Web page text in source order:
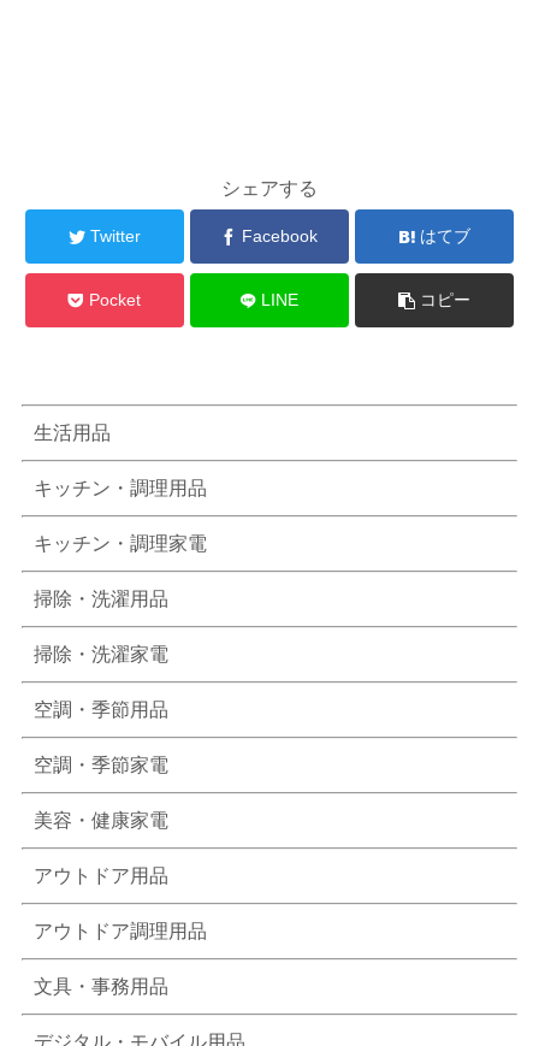
シェアする
Twitter Facebook はてブ
Pocket LINE コピー
生活用品
キッチン・調理用品
キッチン・調理家電
掃除・洗濯用品
掃除・洗濯家電
空調・季節用品
空調・季節家電
美容・健康家電
アウトドア用品
アウトドア調理用品
文具・事務用品